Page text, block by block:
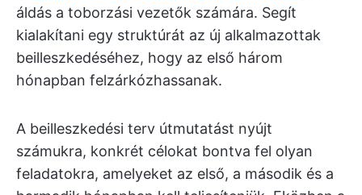
áldás a toborzási vezetők számára. Segít
kialakítani egy struktúrát az új alkalmazottak
beilleszkedéséhez, hogy az első három
hónapban felzárkózhassanak.
A beilleszkedési terv útmutatást nyújt
számukra, konkrét célokat bontva fel olyan
feladatokra, amelyeket az első, a második és a